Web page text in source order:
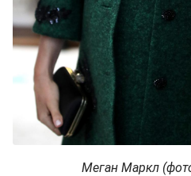
Меган Маркл